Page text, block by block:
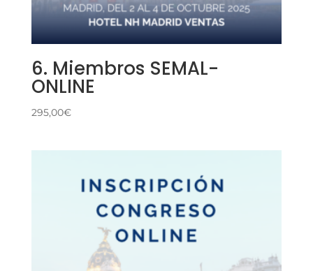
6. Miembros SEMAL-
ONLINE
295,00€